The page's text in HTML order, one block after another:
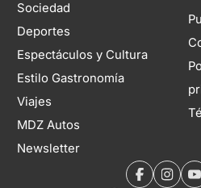
Sociedad
Deportes
Espectáculos y Cultura
Estilo Gastronomía
Viajes
MDZ Autos
Newsletter